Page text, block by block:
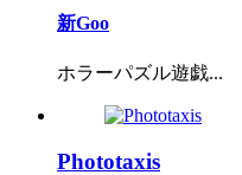
新Goo
ホラーパズル遊戯...
Phototaxis